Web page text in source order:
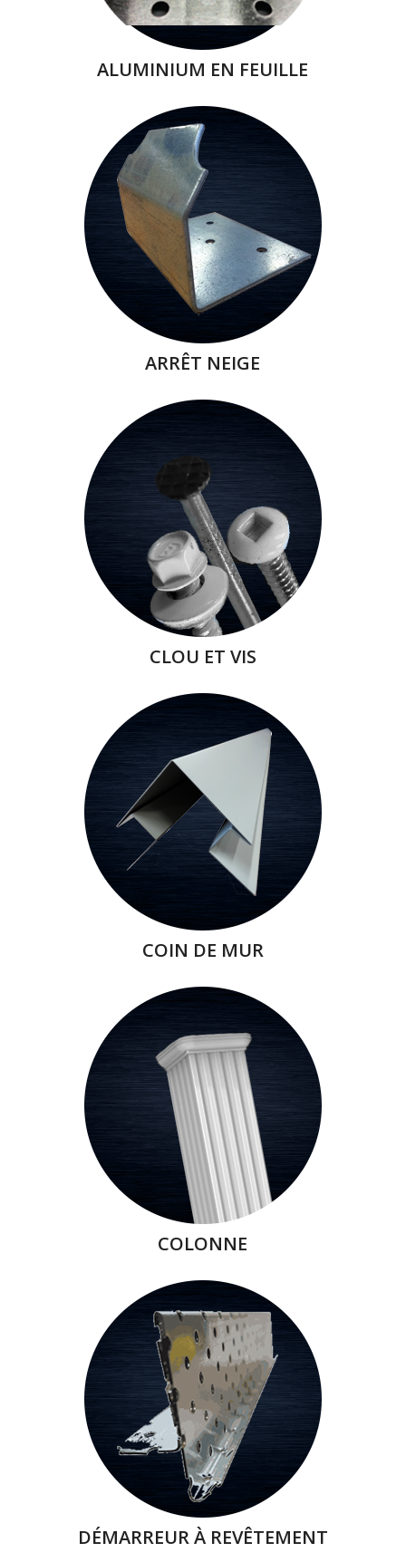
ALUMINIUM EN FEUILLE
ARRÊT NEIGE
CLOU ET VIS
COIN DE MUR
COLONNE
DÉMARREUR À REVÊTEMENT